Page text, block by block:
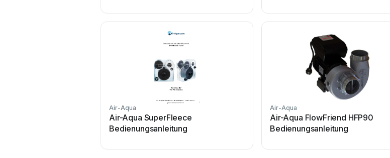
Air-Aqua
Air-Aqua SuperFleece
Bedienungsanleitung
Air-Aqua
Air-Aqua FlowFriend HFP90
Bedienungsanleitung